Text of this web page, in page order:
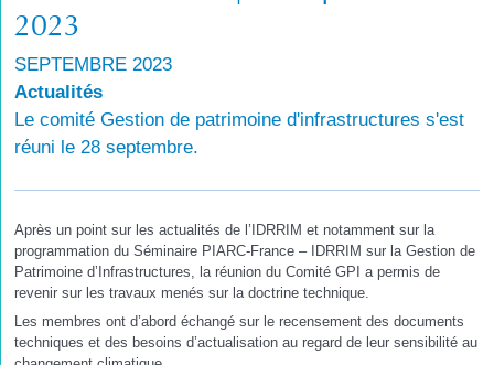
2023
SEPTEMBRE 2023
Actualités
Le comité Gestion de patrimoine d'infrastructures s'est
réuni le 28 septembre.
Après un point sur les actualités de l’IDRRIM et notamment sur la
programmation du Séminaire PIARC-France – IDRRIM sur la Gestion de
Patrimoine d’Infrastructures, la réunion du Comité GPI a permis de
revenir sur les travaux menés sur la doctrine technique.
Les membres ont d’abord échangé sur le recensement des documents
techniques et des besoins d’actualisation au regard de leur sensibilité au